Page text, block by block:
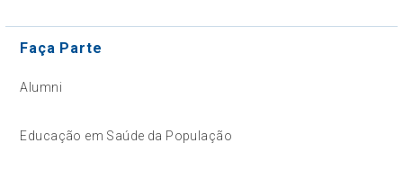
Faça Parte
Alumni
Educação em Saúde da População